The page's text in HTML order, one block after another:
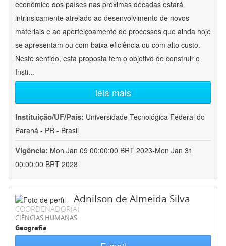
econômico dos países nas próximas décadas estará
intrinsicamente atrelado ao desenvolvimento de novos
materiais e ao aperfeiçoamento de processos que ainda hoje
se apresentam ou com baixa eficiência ou com alto custo.
Neste sentido, esta proposta tem o objetivo de construir o
Insti...
leia mais
Instituição/UF/País: Universidade Tecnológica Federal do
Paraná - PR - Brasil
Vigência: Mon Jan 09 00:00:00 BRT 2023-Mon Jan 31
00:00:00 BRT 2028
Adnilson de Almeida Silva
COORDENADOR(A)
CIÊNCIAS HUMANAS
Geografia